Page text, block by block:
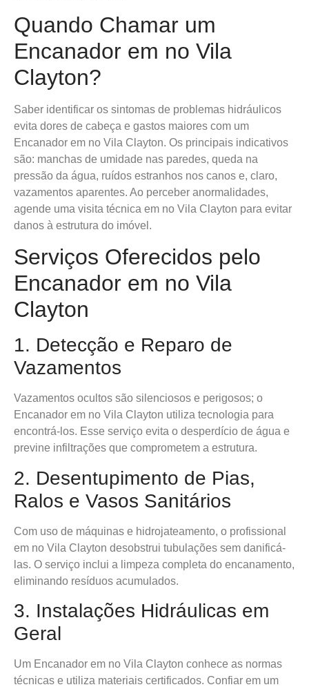
Quando Chamar um
Encanador em no Vila
Clayton?
Saber identificar os sintomas de problemas hidráulicos
evita dores de cabeça e gastos maiores com um
Encanador em no Vila Clayton. Os principais indicativos
são: manchas de umidade nas paredes, queda na
pressão da água, ruídos estranhos nos canos e, claro,
vazamentos aparentes. Ao perceber anormalidades,
agende uma visita técnica em no Vila Clayton para evitar
danos à estrutura do imóvel.
Serviços Oferecidos pelo
Encanador em no Vila
Clayton
1. Detecção e Reparo de
Vazamentos
Vazamentos ocultos são silenciosos e perigosos; o
Encanador em no Vila Clayton utiliza tecnologia para
encontrá-los. Esse serviço evita o desperdício de água e
previne infiltrações que comprometem a estrutura.
2. Desentupimento de Pias,
Ralos e Vasos Sanitários
Com uso de máquinas e hidrojateamento, o profissional
em no Vila Clayton desobstrui tubulações sem danificá-
las. O serviço inclui a limpeza completa do encanamento,
eliminando resíduos acumulados.
3. Instalações Hidráulicas em
Geral
Um Encanador em no Vila Clayton conhece as normas
técnicas e utiliza materiais certificados. Confiar em um